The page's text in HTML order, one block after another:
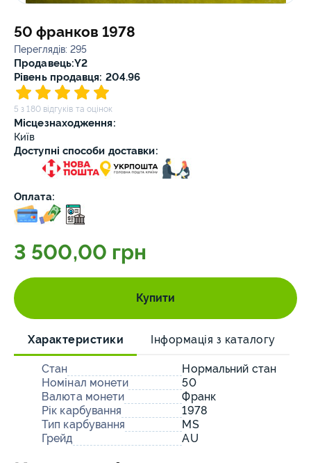
50 франков 1978
Переглядів: 295
Продавець:Y2
Рівень продавця: 204.96
5 з 180 відгуків та оцінок
Місцезнаходження:
Київ
Доступні способи доставки:
Оплата:
3 500,00 грн
Купити
Характеристики Інформація з каталогу
Стан
Нормальний стан
Номінал монети
50
Валюта монети
Франк
Рік карбування
1978
Тип карбування
MS
Грейд
AU